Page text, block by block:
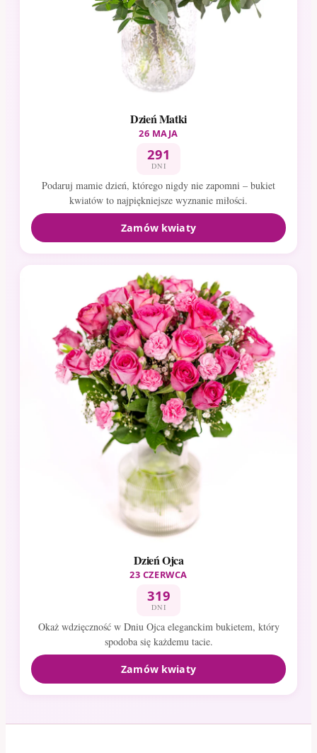
Dzień Matki
26 MAJA
291
DNI
Podaruj mamie dzień, którego nigdy nie zapomni – bukiet
kwiatów to najpiękniejsze wyznanie miłości.
Zamów kwiaty
Dzień Ojca
23 CZERWCA
319
DNI
Okaż wdzięczność w Dniu Ojca eleganckim bukietem, który
spodoba się każdemu tacie.
Zamów kwiaty